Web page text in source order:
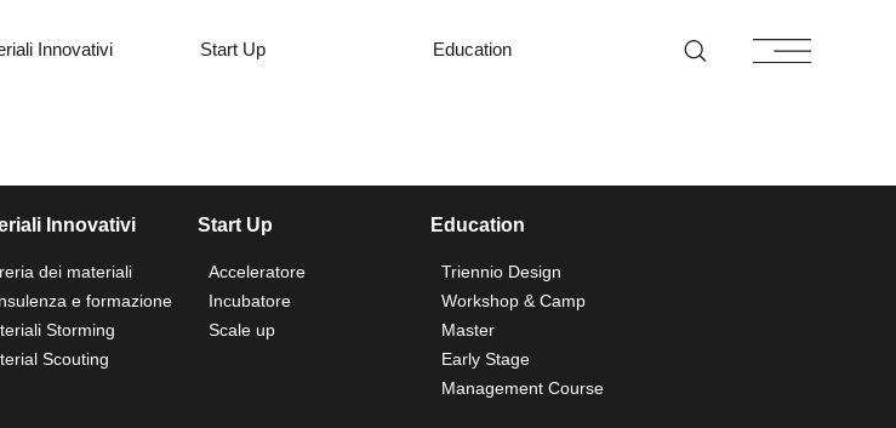
Innovativi Start Up Education
Innovativi
dei materiali
e formazione
Storming
Scouting
Start Up
Acceleratore
Incubatore
Scale up
Education
Triennio Design
Workshop & Camp
Master
Early Stage
Management Course